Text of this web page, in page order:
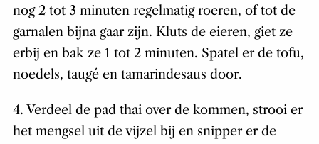
nog 2 tot 3 minuten regelmatig roeren, of tot de
garnalen bijna gaar zijn. Kluts de eieren, giet ze
erbij en bak ze 1 tot 2 minuten. Spatel er de tofu,
noedels, taugé en tamarindesaus door.
4. Verdeel de pad thai over de kommen, strooi er
het mengsel uit de vijzel bij en snipper er de